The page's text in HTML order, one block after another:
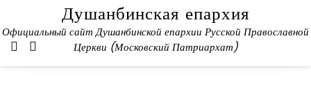
content
Душанбинская епархия
Официальный сайт Душанбинской епархии Русской Православной
Церкви (Московский Патриархат)